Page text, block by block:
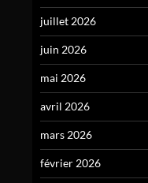
juillet 2026
juin 2026
mai 2026
avril 2026
mars 2026
février 2026